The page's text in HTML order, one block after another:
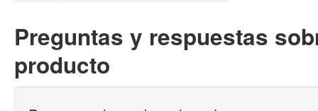
Preguntas y respuestas
producto